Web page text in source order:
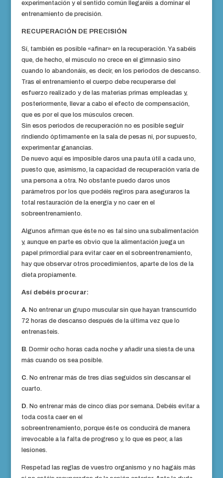
experimentación y el sentido común llegaréis a dominar el
entrenamiento de precisión.
RECUPERACIÓN DE PRECISIÓN
Sí, también es posible «afinar» en la recuperación. Ya sabéis
que, de hecho, el músculo no crece en el gimnasio sino
cuando lo abandonáis, es decir, en los periodos de descanso.
Tras el entrenamiento el cuerpo debe recuperarse del
esfuerzo realizado y de las materias primas empleadas y,
posteriormente, llevar a cabo el efecto de compensación,
que es por el que los músculos crecen.
Sin esos periodos de recuperación no es posible seguir
rindiendo óptimamente en la sala de pesas ni, por supuesto,
experimentar ganancias.
De nuevo aquí es imposible daros una pauta útil a cada uno,
puesto que, asimismo, la capacidad de recuperación varía de
una persona a otra. No obstante puedo daros unos
parámetros por los que podéis regiros para aseguraros la
total restauración de la energía y no caer en el
sobreentrenamiento.
Algunos afirman que éste no es tal sino una subalimentación
y, aunque en parte es obvio que la alimentación juega un
papel primordial para evitar caer en el sobreentrenamiento,
hay que observar otros procedimientos, aparte de los de la
dieta propiamente.
Así debéis procurar:
A. No entrenar un grupo muscular sin que hayan transcurrido
72 horas de descanso después de la última vez que lo
entrenasteis.
B. Dormir ocho horas cada noche y añadir una siesta de una
más cuando os sea posible.
C. No entrenar más de tres días seguidos sin descansar el
cuarto.
D. No entrenar más de cinco días por semana. Debéis evitar a
toda costa caer en el
sobreentrenamiento, porque éste os conducirá de manera
irrevocable a la falta de progreso y, lo que es peor, a las
lesiones.
Respetad las reglas de vuestro organismo y no hagáis más